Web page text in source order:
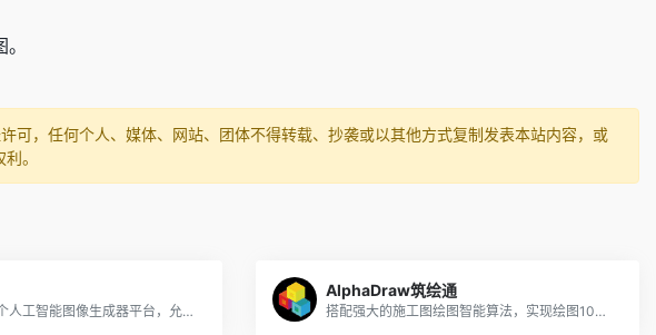
，任何个人、媒体、网站、团体不得转载、抄袭或以其他方式复制发表本站内容，或
。
Interior AI是一个人工智能图像生成器平台，允许用户上传自己(或其他人)家的图像，并根据17种预选风格之一生成新的外观和布局。它是日益增长的人工智能图像生成器生态系统的一部分...
AlphaDraw筑绘通
搭配强大的施工图绘图智能算法，实现绘图10倍提效